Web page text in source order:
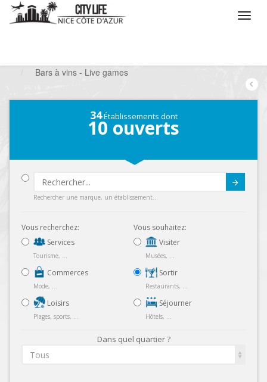
Bars à vins - Live games
34Établissements dont
10 ouverts
Rechercher une marque, un établissement...
Vous recherchez:
Services
Tourisme, ...
Commerces
Mode, ...
Loisirs
Plages, sports, ...
Vous souhaitez:
Visiter
Musées, ...
Sortir
Restaurants, ...
Séjourner
Hôtels, ...
Dans quel quartier ?
Tous